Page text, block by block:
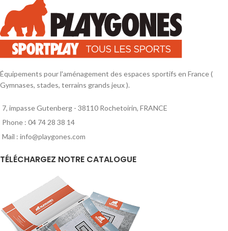
Équipements pour l'aménagement des espaces sportifs en France (
Gymnases, stades, terrains grands jeux ).
7, impasse Gutenberg - 38110 Rochetoirin, FRANCE
Phone : 04 74 28 38 14
Mail : info@playgones.com
TÉLÉCHARGEZ NOTRE CATALOGUE